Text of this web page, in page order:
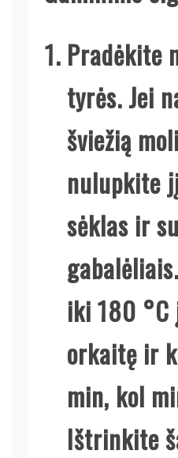
Pradėkite
tyrės. Jei
šviežią
nulupkite
sėklas ir
iki 180
orkaitę ir
min, kol
Ištrinkite